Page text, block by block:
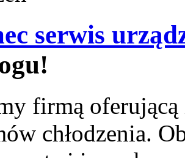
serwis
firmą
chłodzenia.